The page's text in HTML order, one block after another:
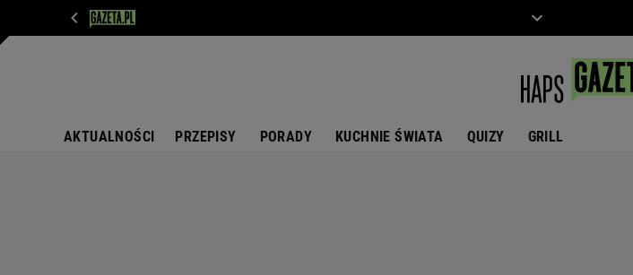
AKTUALNOŚCI PRZEPISY PORADY KUCHNIE ŚWIATA QUIZY GRILL